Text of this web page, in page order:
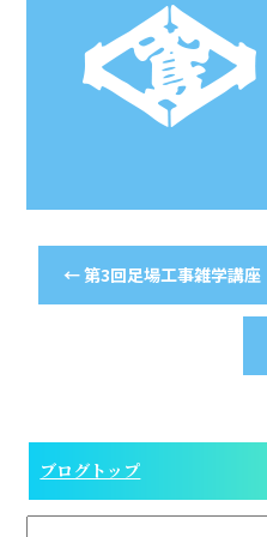
←第3回足場工事雑学講座
ブログトップ